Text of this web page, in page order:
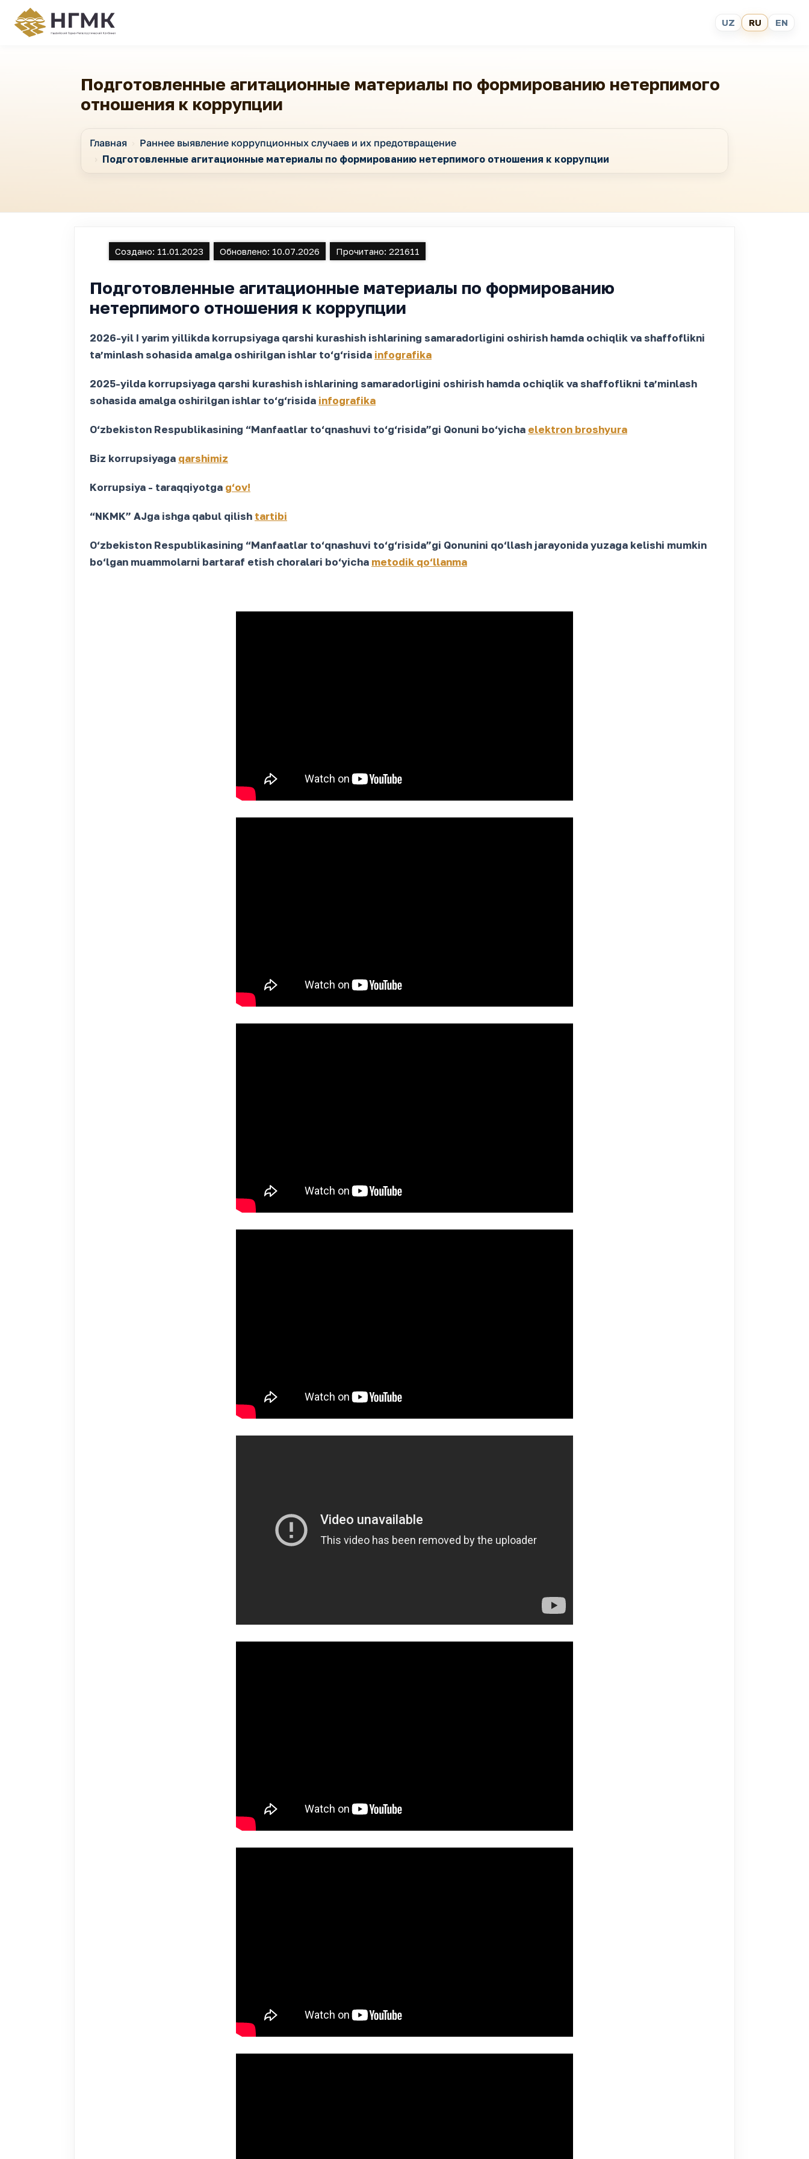
UZ RU EN
Подготовленные агитационные материалы по формированию нетерпимого
отношения к коррупции
Главная
Раннее выявление коррупционных случаев и их предотвращение
Подготовленные агитационные материалы по формированию нетерпимого отношения к коррупции
Создано: 11.01.2023 Обновлено: 10.07.2026 Прочитано: 221611
Подготовленные агитационные материалы по формированию
нетерпимого отношения к коррупции
2026-yil I yarim yillikda korrupsiyaga qarshi kurashish ishlarining samaradorligini oshirish hamda ochiqlik va shaffoflikni
taʼminlash sohasida amalga oshirilgan ishlar to‘g‘risida infografika
2025-yilda korrupsiyaga qarshi kurashish ishlarining samaradorligini oshirish hamda ochiqlik va shaffoflikni taʼminlash
sohasida amalga oshirilgan ishlar to‘g‘risida infografika
O‘zbekiston Respublikasining “Manfaatlar to‘qnashuvi to‘g‘risida”gi Qonuni bo‘yicha elektron broshyura
Biz korrupsiyaga qarshimiz
Korrupsiya - taraqqiyotga g‘ov!
“NKMK” AJga ishga qabul qilish tartibi
O‘zbekiston Respublikasining “Manfaatlar to‘qnashuvi to‘g‘risida”gi Qonunini qo‘llash jarayonida yuzaga kelishi mumkin
bo‘lgan muammolarni bartaraf etish choralari bo‘yicha metodik qo‘llanma